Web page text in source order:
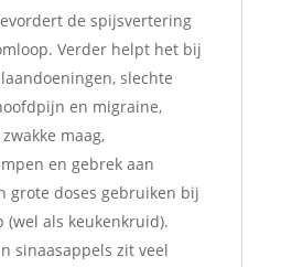
de spijsvertering
Verder helpt het bij
slechte
en migraine,
maag,
en gebrek aan
grote doses gebruiken bij
(wel als keukenkruid).
sinaasappels zit veel